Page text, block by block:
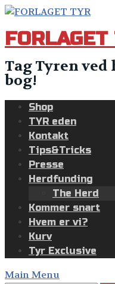
Skip
content
FORLAGET
Tag Tyren
bog!
Shop
TYR eden
Kontakt
Tips&Tricks
Presse
Herdfunding
The Herd
Kommer snart
Hvem er vi?
Kurv
Tyr Exclusive
Main Menu